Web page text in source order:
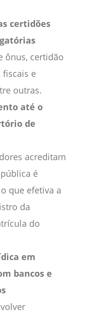
certidões
ônus, certidão
fiscais e
outras.
até o
de
acreditam
é
que efetiva a
da
do
em
bancos e